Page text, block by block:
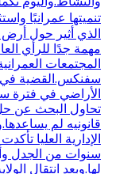
تنميتها عمرانيًا
الذي أثير حول
مهمة جدًا للرأي
المجتمعات
سفنكس.القضية في
تحاول البحث عن
قانونيه لم
الإدارية العليا
سنوات من الجدل
لها.وبعد انتقال